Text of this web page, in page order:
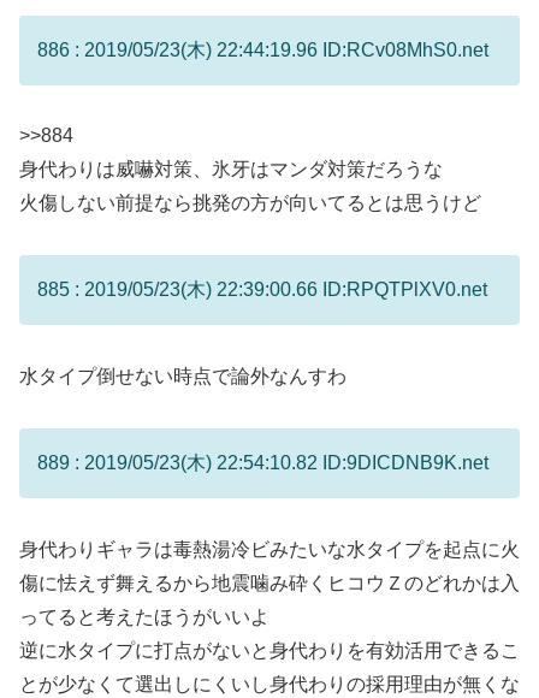
886 : 2019/05/23(木) 22:44:19.96 ID:RCv08MhS0.net
>>884
身代わりは威嚇対策、氷牙はマンダ対策だろうな
火傷しない前提なら挑発の方が向いてるとは思うけど
885 : 2019/05/23(木) 22:39:00.66 ID:RPQTPlXV0.net
水タイプ倒せない時点で論外なんすわ
889 : 2019/05/23(木) 22:54:10.82 ID:9DICDNB9K.net
身代わりギャラは毒熱湯冷ビみたいな水タイプを起点に火
傷に怯えず舞えるから地震噛み砕くヒコウＺのどれかは入
ってると考えたほうがいいよ
逆に水タイプに打点がないと身代わりを有効活用できるこ
とが少なくて選出しにくいし身代わりの採用理由が無くな